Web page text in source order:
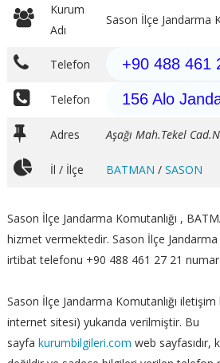
Kurum
Adı
Sason İlçe Jandarma
Telefon +90 488 461
Telefon 156 Alo
Adres Aşağı Mah.Tekel
İl / İlçe BATMAN / SASON
Sason İlçe Jandarma Komutanlığı ,
hizmet vermektedir. Sason İlçe Jandarma
irtibat telefonu +90 488 461 27 21
Sason İlçe Jandarma Komutanlığı
internet sitesi) yukarıda verilmiştir. Bu
sayfa kurumbilgileri.com web sayfasıdır,